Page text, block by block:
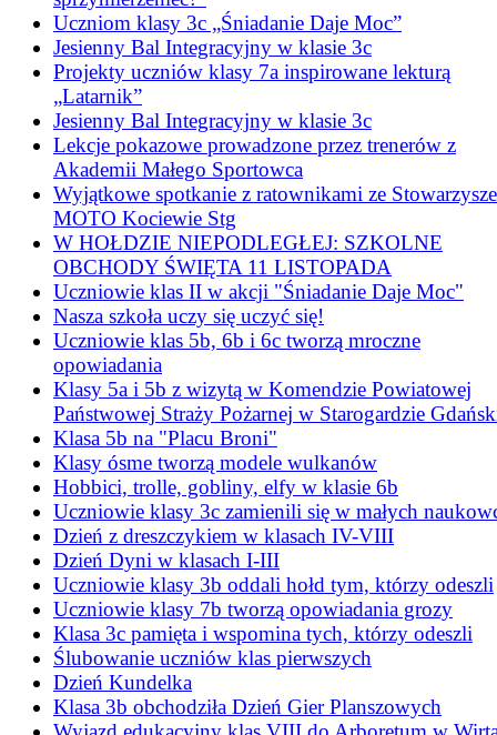
Uczniom klasy 3c „Śniadanie Daje Moc”
Jesienny Bal Integracyjny w klasie 3c
Projekty uczniów klasy 7a inspirowane lekturą
„Latarnik”
Jesienny Bal Integracyjny w klasie 3c
Lekcje pokazowe prowadzone przez trenerów z
Akademii Małego Sportowca
Wyjątkowe spotkanie z ratownikami ze
MOTO Kociewie Stg
W HOŁDZIE NIEPODLEGŁEJ: SZKOLNE
OBCHODY ŚWIĘTA 11 LISTOPADA
Uczniowie klas II w akcji "Śniadanie Daje Moc"
Nasza szkoła uczy się uczyć się!
Uczniowie klas 5b, 6b i 6c tworzą mroczne
opowiadania
Klasy 5a i 5b z wizytą w Komendzie Powiatowej
Państwowej Straży Pożarnej w Starogardzie
Klasa 5b na "Placu Broni"
Klasy ósme tworzą modele wulkanów
Hobbici, trolle, gobliny, elfy w klasie 6b
Uczniowie klasy 3c zamienili się w małych
Dzień z dreszczykiem w klasach IV-VIII
Dzień Dyni w klasach I-III
Uczniowie klasy 3b oddali hołd tym, którzy odeszli
Uczniowie klasy 7b tworzą opowiadania grozy
Klasa 3c pamięta i wspomina tych, którzy odeszli
Ślubowanie uczniów klas pierwszych
Dzień Kundelka
Klasa 3b obchodziła Dzień Gier Planszowych